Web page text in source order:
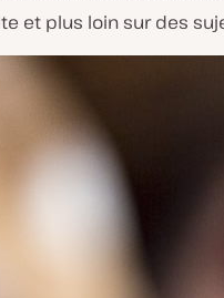
et plus loin sur des